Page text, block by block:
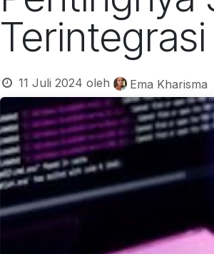
Terintegrasi
11 Juli 2024 oleh Ema Kharisma